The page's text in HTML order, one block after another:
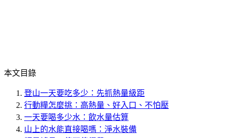
本文目錄
登山一天要吃多少：先抓熱量級距
行動糧怎麼挑：高熱量、好入口、不怕壓
一天要喝多少水：飲水量估算
山上的水能直接喝嗎：淨水裝備